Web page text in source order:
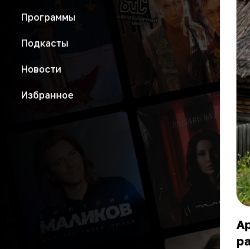
Программы
Подкасты
Новости
Избранное